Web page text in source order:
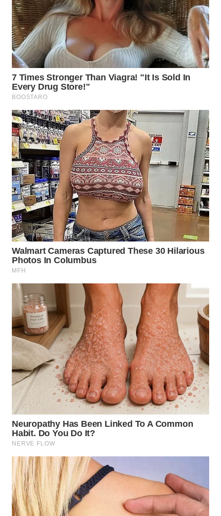
DANAU
TOBA
WN
NIAS
WN
LANGKAT
WN
TAPANULI
SELATAN
WN
TANJUNG
LESUNG
WN
KARO
SIMALUNGUN
WN
LABUHANBATU
WN
TAPANULI
TENGAH
WN DELI
SERDANG
TINGGI
WN
PAKPAK
WN
KARAWANG